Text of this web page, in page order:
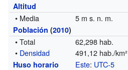
Altitud
• Media 5 m s. n. m.
Población (2010)
• Total
62,298 hab.
• Densidad 491,12 hab./km²
Huso horario Este: UTC-5